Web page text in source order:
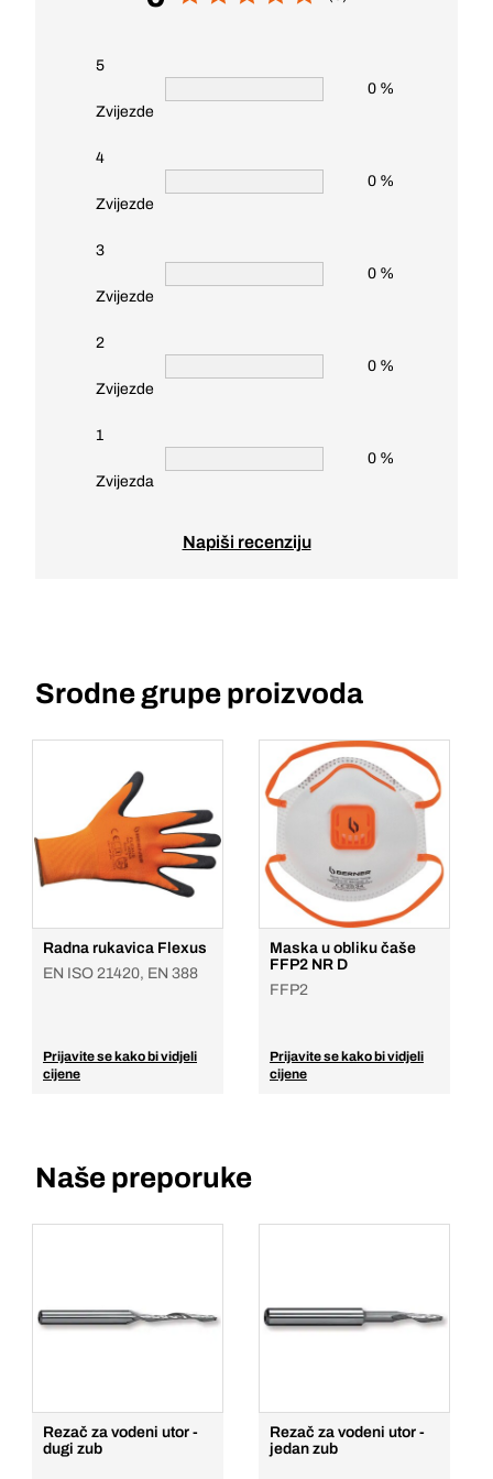
5
Zvijezde
0 %
4
Zvijezde
0 %
3
Zvijezde
0 %
2
Zvijezde
0 %
1
Zvijezda
0 %
Napiši recenziju
Srodne grupe proizvoda
Radna rukavica Flexus
EN ISO 21420, EN 388
Prijavite se kako bi vidjeli
cijene
Maska u obliku čaše
FFP2 NR D
FFP2
Prijavite se kako bi vidjeli
cijene
Naše preporuke
Rezač za vodeni utor -
dugi zub
Rezač za vodeni utor -
jedan zub